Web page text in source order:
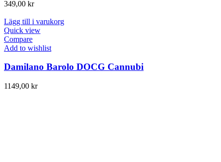
349,00 kr
Lägg till i varukorg
Quick view
Compare
Add to wishlist
Damilano Barolo DOCG Cannubi
1149,00 kr